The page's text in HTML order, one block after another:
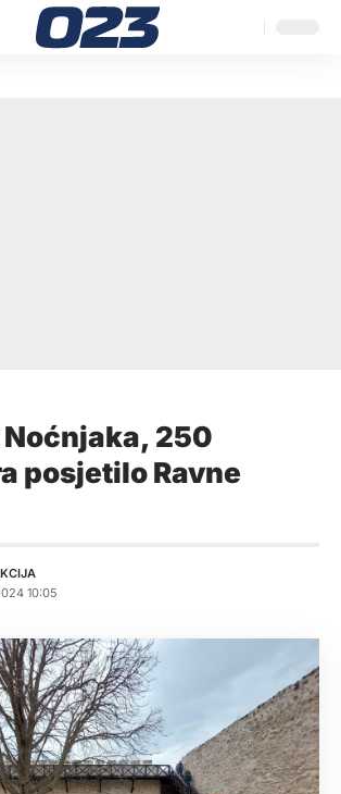
Noćnjaka, 250
posjetilo Ravne
10:05